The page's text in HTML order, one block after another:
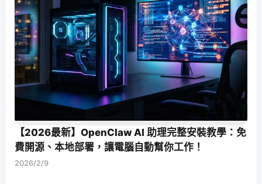
【2026最新】OpenClaw AI 助理完整安裝教學：免
費開源、本地部署，讓電腦自動幫你工作！
2026/2/9